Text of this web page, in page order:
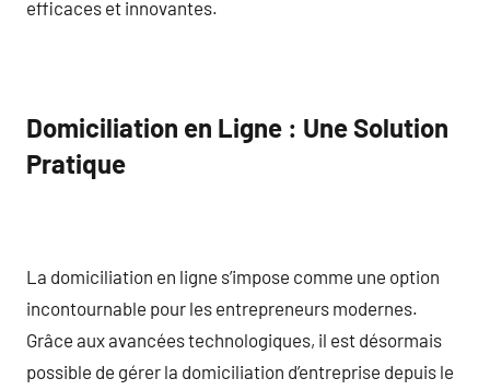
efficaces et innovantes.
Domiciliation en Ligne : Une Solution
Pratique
La domiciliation en ligne s’impose comme une option
incontournable pour les entrepreneurs modernes.
Grâce aux avancées technologiques, il est désormais
possible de gérer la domiciliation d’entreprise depuis le